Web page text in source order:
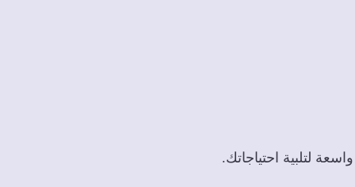
لتلبية احتياجاتك.